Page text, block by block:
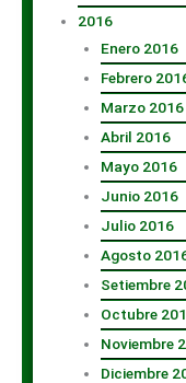
2016
Enero 2016
Febrero
Marzo 2016
Abril 2016
Mayo 2016
Junio 2016
Julio 2016
Agosto
Setiembre
Octubre
Noviembre
Diciembre